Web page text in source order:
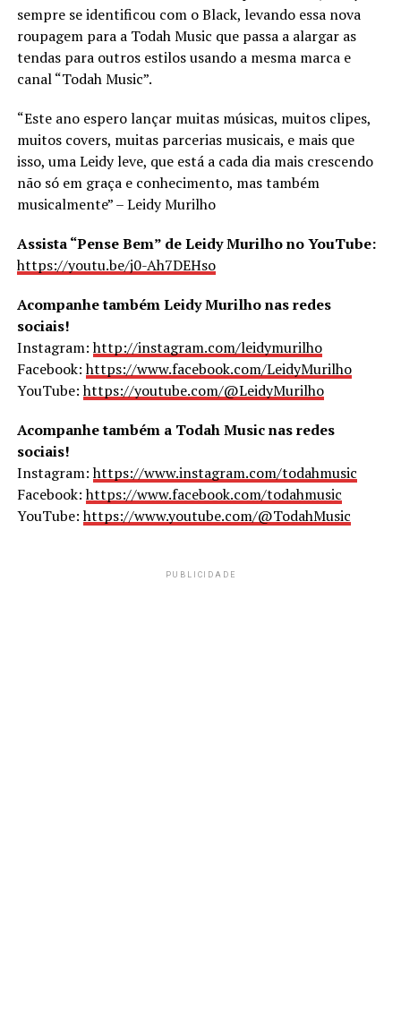
sempre se identificou com o Black, levando essa nova
roupagem para a Todah Music que passa a alargar as
tendas para outros estilos usando a mesma marca e
canal “Todah Music”.
“Este ano espero lançar muitas músicas, muitos clipes,
muitos covers, muitas parcerias musicais, e mais que
isso, uma Leidy leve, que está a cada dia mais crescendo
não só em graça e conhecimento, mas também
musicalmente” – Leidy Murilho
Assista “Pense Bem” de Leidy Murilho no YouTube:
https://youtu.be/j0-Ah7DEHso
Acompanhe também Leidy Murilho nas redes
sociais!
Instagram:http://instagram.com/leidymurilho
Facebook:https://www.facebook.com/LeidyMurilho
YouTube:https://youtube.com/@LeidyMurilho
Acompanhe também a Todah Music nas redes
sociais!
Instagram:https://www.instagram.com/todahmusic
Facebook:https://www.facebook.com/todahmusic
YouTube:https://www.youtube.com/@TodahMusic
PUBLICIDADE